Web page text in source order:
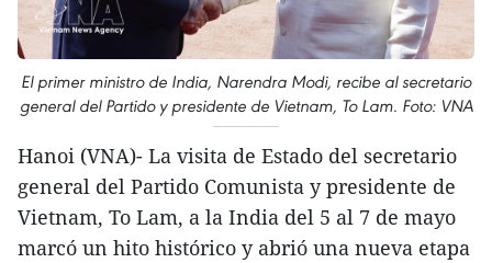
El primer ministro de India, Narendra Modi, recibe al secretario
general del Partido y presidente de Vietnam, To Lam. Foto: VNA
Hanoi (VNA)- La visita de Estado del secretario
general del Partido Comunista y presidente de
Vietnam, To Lam, a la India del 5 al 7 de mayo
marcó un hito histórico y abrió una nueva etapa